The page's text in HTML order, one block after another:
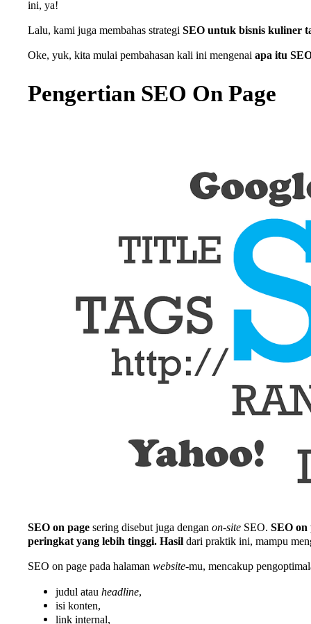
ini, ya!
Lalu, kami juga membahas strategi SEO untuk bisnis kuliner
Oke, yuk, kita mulai pembahasan kali ini mengenai apa itu
Pengertian SEO On Page
SEO on page sering disebut juga dengan on-site SEO. SEO on
peringkat yang lebih tinggi. Hasil dari praktik ini, mampu
SEO on page pada halaman website-mu, mencakup
judul atau headline,
isi konten,
link internal,